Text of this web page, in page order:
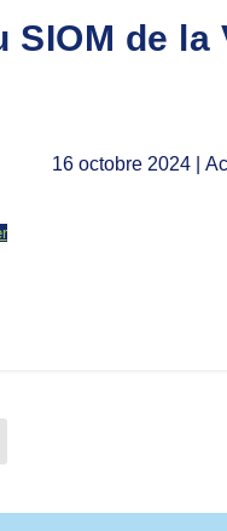
de la
16 octobre 2024|